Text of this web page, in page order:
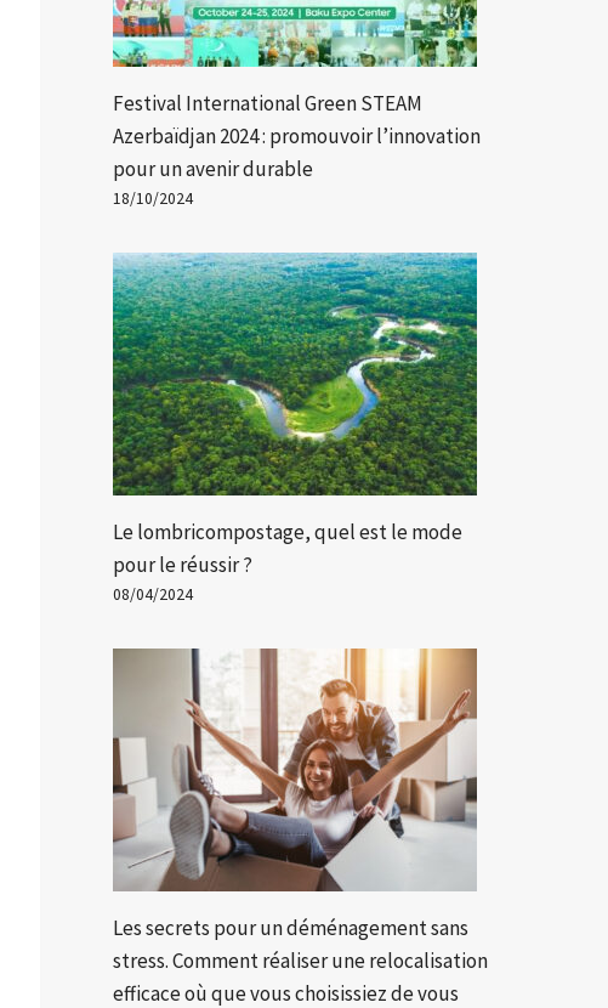
Festival International Green STEAM
Azerbaïdjan 2024 : promouvoir l’innovation
pour un avenir durable
18/10/2024
Le lombricompostage, quel est le mode
pour le réussir ?
08/04/2024
Les secrets pour un déménagement sans
stress. Comment réaliser une relocalisation
efficace où que vous choisissiez de vous